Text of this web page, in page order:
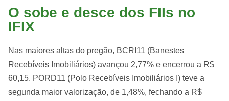
O sobe e desce dos FIIs no
IFIX
Nas maiores altas do pregão, BCRI11 (Banestes
Recebíveis Imobiliários) avançou 2,77% e encerrou a R$
60,15. PORD11 (Polo Recebíveis Imobiliários I) teve a
segunda maior valorização, de 1,48%, fechando a R$